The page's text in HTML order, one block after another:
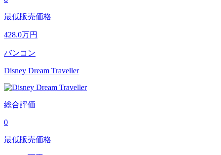
最低販売価格
428.0万円
バンコン
Disney Dream Traveller
総合評価
0
最低販売価格